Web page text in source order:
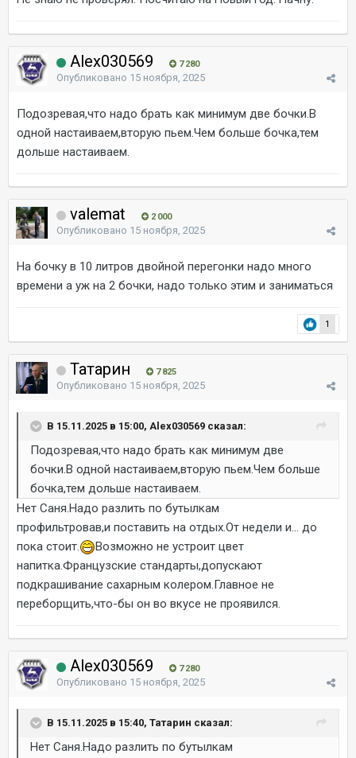
Alex030569 7 280
Опубликовано 15 ноября, 2025
Подозревая,что надо брать как минимум две бочки.В
одной настаиваем,вторую пьем.Чем больше бочка,тем
дольше настаиваем.
valemat 2 000
Опубликовано 15 ноября, 2025
На бочку в 10 литров двойной перегонки надо много
времени а уж на 2 бочки, надо только этим и заниматься
1
Татарин 7 825
Опубликовано 15 ноября, 2025
В 15.11.2025 в 15:00, Alex030569 сказал:
Подозревая,что надо брать как минимум две
бочки.В одной настаиваем,вторую пьем.Чем больше
бочка,тем дольше настаиваем.
Нет Саня.Надо разлить по бутылкам
профильтровав,и поставить на отдых.От недели и... до
пока стоит.
Возможно не устроит цвет
напитка.Французские стандарты,допускают
подкрашивание сахарным колером.Главное не
переборщить,что-бы он во вкусе не проявился.
Alex030569 7 280
Опубликовано 15 ноября, 2025
В 15.11.2025 в 15:40, Татарин сказал:
Нет Саня.Надо разлить по бутылкам